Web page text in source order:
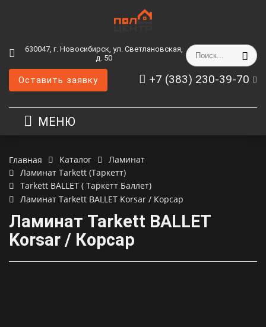
630047, г. Новосибирск, ул. Светлановская,
д. 50
+7 (383) 230-39-70
Оставить заявку
МЕНЮ
Главная Каталог
Ламинат
Ламинат Tarkett (Таркетт)
Tarkett BALLET ( Таркетт Баллет)
Ламинат Tarkett BALLET Korsar / Корсар
Ламинат Tarkett BALLET
Korsar / Корсар